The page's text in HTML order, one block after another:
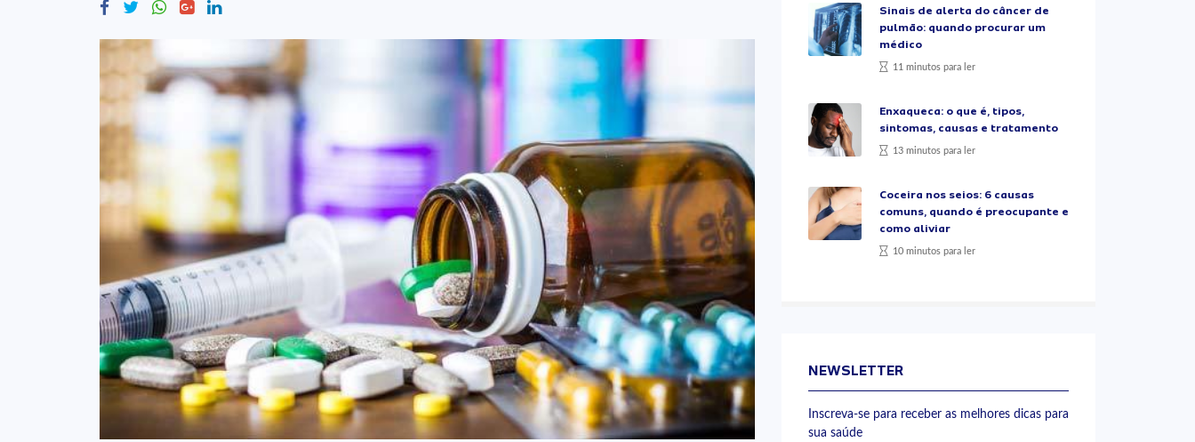
Sinais de alerta do câncer de
pulmão: quando procurar um
médico
11 minutos para ler
Enxaqueca: o que é, tipos,
sintomas, causas e tratamento
13 minutos para ler
Coceira nos seios: 6 causas
comuns, quando é preocupante e
como aliviar
10 minutos para ler
NEWSLETTER
Inscreva-se para receber as melhores dicas para
sua saúde